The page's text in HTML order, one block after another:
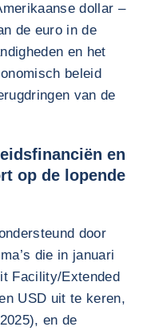
dollar –
de euro in de
en het
beleid
van de
en
op de lopende
door
die in januari
Facility/Extended
USD uit te keren,
en de